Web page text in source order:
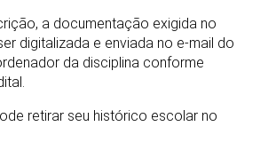
a documentação exigida no
digitalizada e enviada no e-mail do
da disciplina conforme
retirar seu histórico escolar no